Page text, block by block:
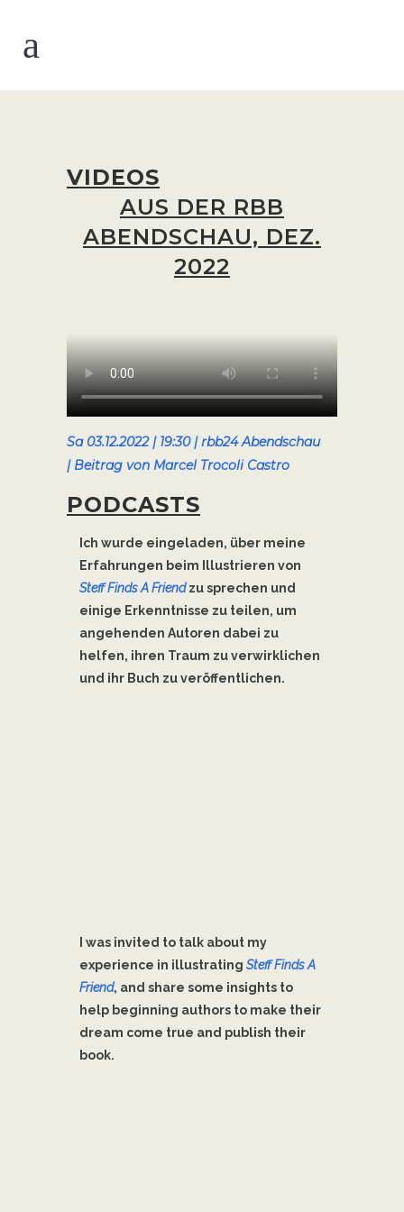
VIDEOS
AUS DER RBB
ABENDSCHAU, DEZ.
2022
Sa 03.12.2022 | 19:30 | rbb24 Abendschau
| Beitrag von Marcel Trocoli Castro
PODCASTS
Ich wurde eingeladen, über meine
Erfahrungen beim Illustrieren von
Steff Finds A Friendzu sprechen und
einige Erkenntnisse zu teilen, um
angehenden Autoren dabei zu
helfen, ihren Traum zu verwirklichen
und ihr Buch zu veröffentlichen.
I was invited to talk about my
experience in illustrating Steff Finds A
Friend, and share some insights to
help beginning authors to make their
dream come true and publish their
book.